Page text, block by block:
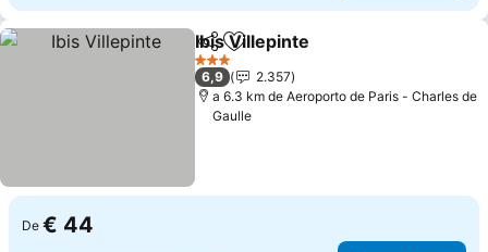
PartilharAdicionar aos favoritos
Ibis Villepinte
3 Estrelas
6,9
2.357
a 6.3 km de Aeroporto de Paris - Charles de
Gaulle
De € 44